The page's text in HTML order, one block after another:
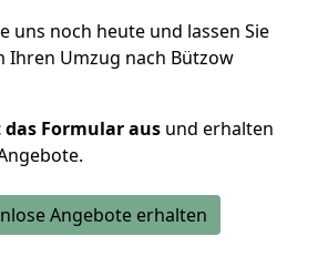
uns noch heute und lassen Sie
Ihren Umzug nach Bützow
das Formular aus und erhalten
Angebote erhalten